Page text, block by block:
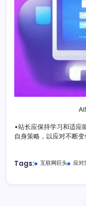
AI
•站长应保持学习和适应
自身策略，以应对不断变
Tags: 互联网巨头 应对